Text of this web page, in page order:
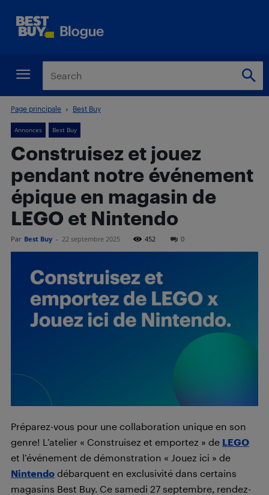
Page principale Best Buy
Annonces Best Buy
Construisez et jouez
pendant notre événement
épique en magasin de
LEGO et Nintendo
Par Best Buy - 22 septembre 2025 452 0
Préparez-vous pour une collaboration unique en son
genre! L’atelier « Construisez et emportez » de LEGO
et l’événement de démonstration « Jouez ici » de
Nintendo débarquent en exclusivité dans certains
magasins Best Buy. Ce samedi 27 septembre, rendez-